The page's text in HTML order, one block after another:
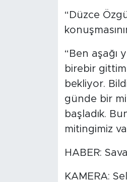
“Düzce
“Ben aşağı
birebir
bekliyor.
günde bir
başladık.
mitingimiz
HABER:
KAMERA: